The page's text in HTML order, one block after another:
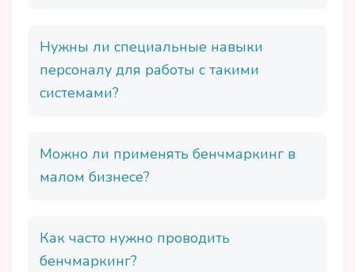
Нужны ли специальные навыки
персоналу для работы с такими
системами?
Можно ли применять бенчмаркинг в
малом бизнесе?
Как часто нужно проводить
бенчмаркинг?